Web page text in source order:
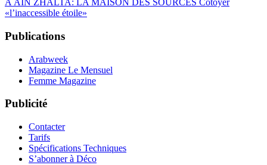
À AIN ZHALTA: LA MAISON DES SOURCES Côtoyer
«l’inaccessible étoile»
Publications
Arabweek
Magazine Le Mensuel
Femme Magazine
Publicité
Contacter
Tarifs
Spécifications Techniques
S’abonner à Déco